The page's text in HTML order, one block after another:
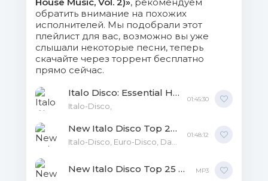
folder.jpg (268.48 Kb)
обратить внимание на похожих
исполнителей. Мы подобрали этот
плейлист для вас, возможно вы уже
слышали некоторые песни, теперь
скачайте через торрент бесплатно
прямо сейчас.
Italo Disco: Essential House Music Vol. 4 MP3
Italo-Disco,
01:45:30
New Italo Disco Top 25 Compilation Vol. 14 MP3
01:48:12
New Italo Disco Top 25 Compilation Vol.11 MP3 MP3